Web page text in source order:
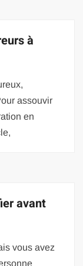
à
assouvir
en
avant
vous avez